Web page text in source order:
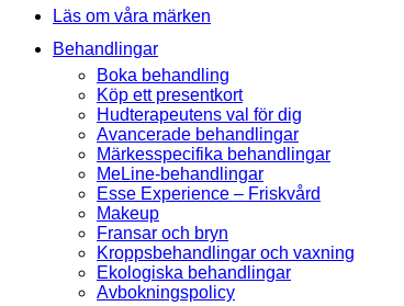
Läs om våra märken
Behandlingar
Boka behandling
Köp ett presentkort
Hudterapeutens val för dig
Avancerade behandlingar
Märkesspecifika behandlingar
MeLine-behandlingar
Esse Experience – Friskvård
Makeup
Fransar och bryn
Kroppsbehandlingar och vaxning
Ekologiska behandlingar
Avbokningspolicy